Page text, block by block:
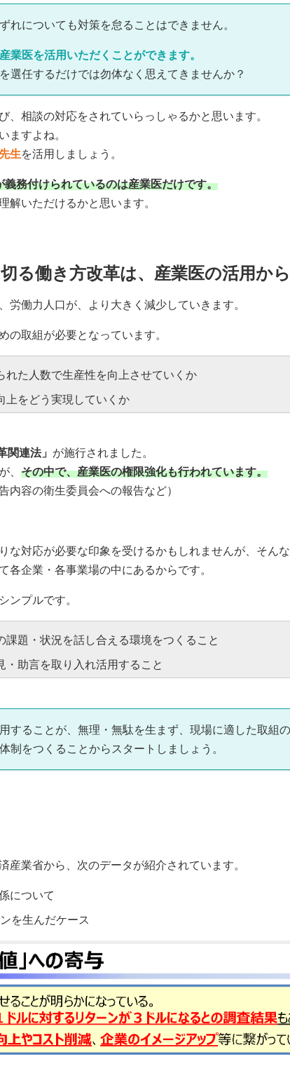
れについても対策を怠ることはできません。
業医を活用いただくことができます。
選任するだけでは勿体なく思えてきませんか？
、相談の対応をされていらっしゃるかと思います。
ますよね。
生を活用しましょう。
義務付けられているのは産業医だけです。
解いただけるかと思います。
る働き方改革は、産業医の活用から
労働力人口が、より大きく減少していきます。
の取組が必要となっています。
れた人数で生産性を向上させていくか
上をどう実現していくか
関連法」 が施行されました。
、 その中で、産業医の権限強化も行われています。
内容の衛生委員会への報告など）
な対応が必要な印象を受けるかもしれませんが、そん
各企業・各事業場の中にあるからです。
ンプルです。
題・状況を話し合える環境をつくること
助言を取り入れ活用すること
することが、無理・無駄を生まず、現場に適した取組
制をつくることからスタートしましょう。
産業省から、次のデータが紹介されています。
について
を生んだケース